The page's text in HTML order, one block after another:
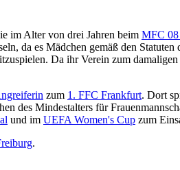
im Alter von drei Jahren beim MFC
da es Mädchen gemäß den Statuten
Da ihr Verein zum
zum 1. FFC Frankfurt. Dort
des Mindestalters für
und im UEFA Women's Cup zum
.